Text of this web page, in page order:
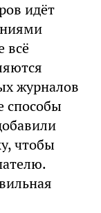
идёт
всё
журналов
способы
чтобы